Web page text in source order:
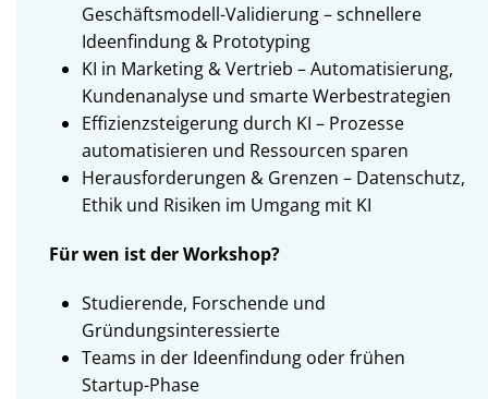
Geschäftsmodell-Validierung – schnellere
Ideenfindung & Prototyping
KI in Marketing & Vertrieb – Automatisierung,
Kundenanalyse und smarte Werbestrategien
Effizienzsteigerung durch KI – Prozesse
automatisieren und Ressourcen sparen
Herausforderungen & Grenzen – Datenschutz,
Ethik und Risiken im Umgang mit KI
Für wen ist der Workshop?
Studierende, Forschende und
Gründungsinteressierte
Teams in der Ideenfindung oder frühen
Startup-Phase